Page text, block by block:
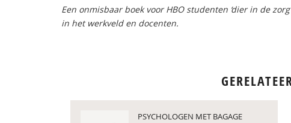
Een onmisbaar boek voor HBO studenten ‘dier in de
in het werkveld en docenten.
PSYCHOLOGEN MET BAGAGE